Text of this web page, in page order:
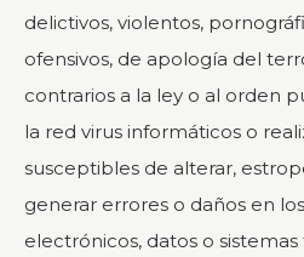
delictivos, violentos,
ofensivos, de apología del
contrarios a la ley o al orden
la red virus informáticos o
susceptibles de alterar,
generar errores o daños en
electrónicos, datos o sistemas